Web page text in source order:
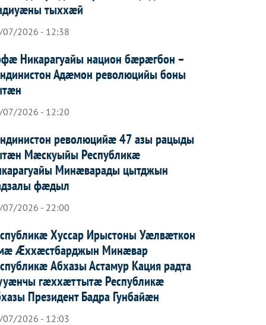
тыххæй
2026 - 12:38
Никарагуайы национ бæрæгбон –
Адæмон революцийы боны
2026 - 12:20
революцийæ 47 азы рацыды
Мæскуыйы Республикæ
Минæварады цытджын
фæдыл
2026 - 22:00
Хуссар Ирыстоны Уæлвæткон
Æххæстбарджын Минæвар
Абхазы Астамур Кация радта
гæххæттытæ Республикæ
Президент Бадра Гунбайæн
2026 - 12:03